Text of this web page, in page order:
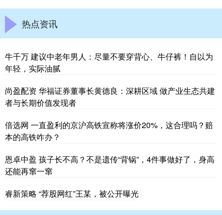
热点资讯
牛千万 建议中老年男人：尽量不要穿背心、牛仔裤！自以为
年轻，实际油腻
尚盈配资 华福证券董事长黄德良：深耕区域 做产业生态共建
者与长期价值发现者
倍选网 一直盈利的京沪高铁宣称将涨价20%，这合理吗？赔
本的高铁咋办？
恩卓中盈 孩子长不高？不是遗传“背锅”，4件事做好了，身高
还能再窜一窜
睿新策略 “荐股网红”王某，被公开曝光